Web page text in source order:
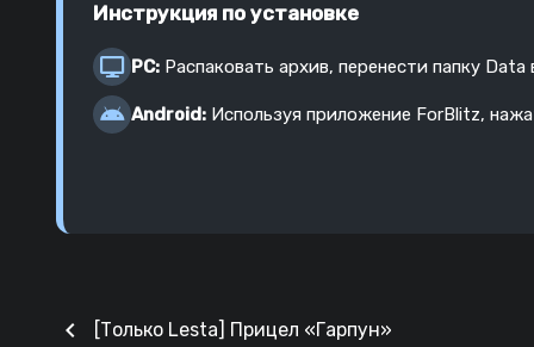
Инструкция по установке
PC: Распаковать архив, перенести папку
Android: Используя приложение ForBlitz,
chevron_left [Только Lesta] Прицел «Гарпун»